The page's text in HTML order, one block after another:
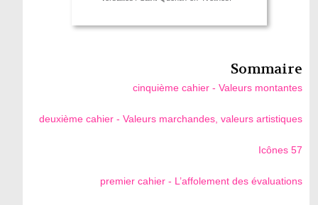
Sommaire
cinquième cahier - Valeurs montantes
deuxième cahier - Valeurs marchandes, valeurs artistiques
Icônes 57
premier cahier - L’affolement des évaluations